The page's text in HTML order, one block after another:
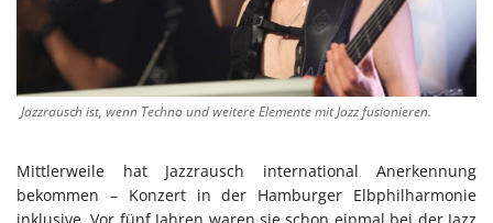
Jazzrausch ist, wenn Techno und weitere Elemente mit Jazz fusionieren.
Mittlerweile hat Jazzrausch international Anerkennung
bekommen – Konzert in der Hamburger Elbphilharmonie